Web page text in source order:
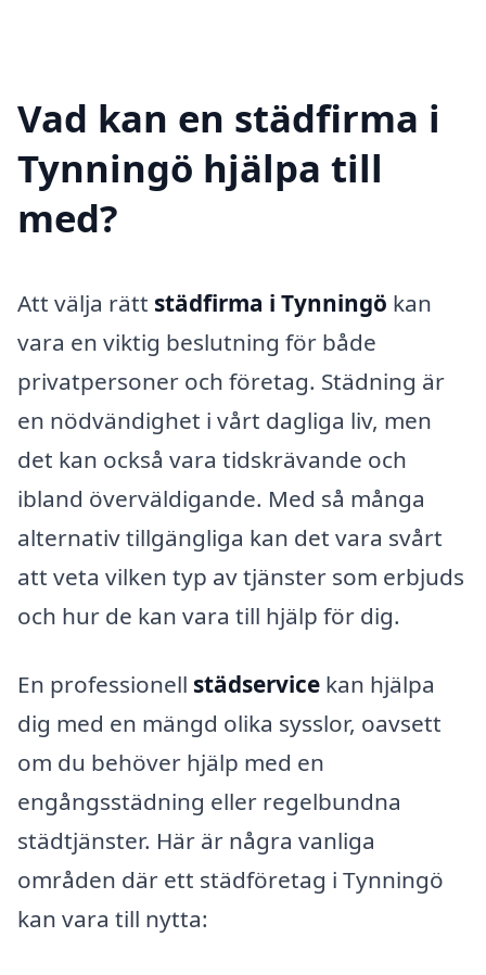
Vad kan en städfirma i
Tynningö hjälpa till
med?
Att välja rätt städfirma i Tynningö kan
vara en viktig beslutning för både
privatpersoner och företag. Städning är
en nödvändighet i vårt dagliga liv, men
det kan också vara tidskrävande och
ibland överväldigande. Med så många
alternativ tillgängliga kan det vara svårt
att veta vilken typ av tjänster som erbjuds
och hur de kan vara till hjälp för dig.
En professionell städservice kan hjälpa
dig med en mängd olika sysslor, oavsett
om du behöver hjälp med en
engångsstädning eller regelbundna
städtjänster. Här är några vanliga
områden där ett städföretag i Tynningö
kan vara till nytta: